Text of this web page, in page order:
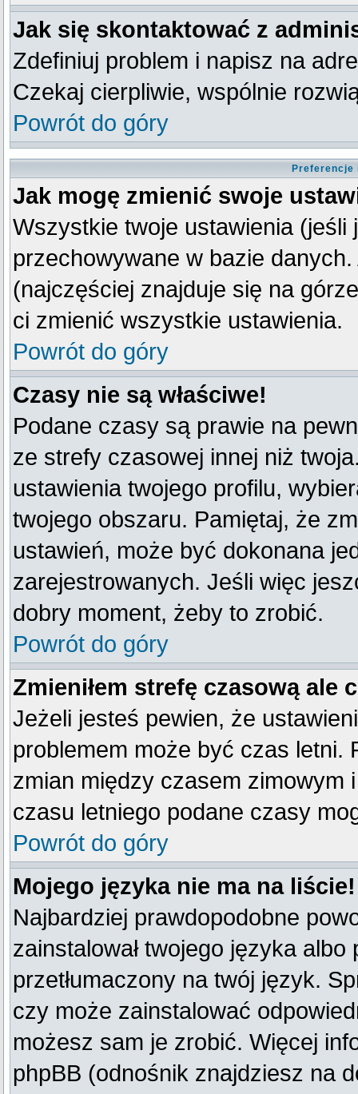
Jak się skontaktować z
Zdefiniuj problem i napisz na
Czekaj cierpliwie, wspólnie
Powrót do góry
Preferencje
Jak mogę zmienić swoje
Wszystkie twoje ustawienia
przechowywane w bazie
(najczęściej znajduje się na
ci zmienić wszystkie ustawienia.
Powrót do góry
Czasy nie są właściwe!
Podane czasy są prawie na
ze strefy czasowej innej niż
ustawienia twojego profilu,
twojego obszaru. Pamiętaj, że
ustawień, może być dokonana
zarejestrowanych. Jeśli więc
dobry moment, żeby to zrobić.
Powrót do góry
Zmieniłem strefę czasową ale
Jeżeli jesteś pewien, że
problemem może być czas letni.
zmian między czasem zimowym
czasu letniego podane czasy
Powrót do góry
Mojego języka nie ma na liście!
Najbardziej prawdopodobne
zainstalował twojego języka
przetłumaczony na twój język.
czy może zainstalować
możesz sam je zrobić. Więcej
phpBB (odnośnik znajdziesz na